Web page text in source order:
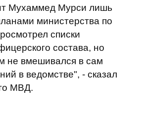
Мухаммед Мурси лишь
министерства по
списки
состава, но
не вмешивался в сам
в ведомстве", - сказал
МВД.